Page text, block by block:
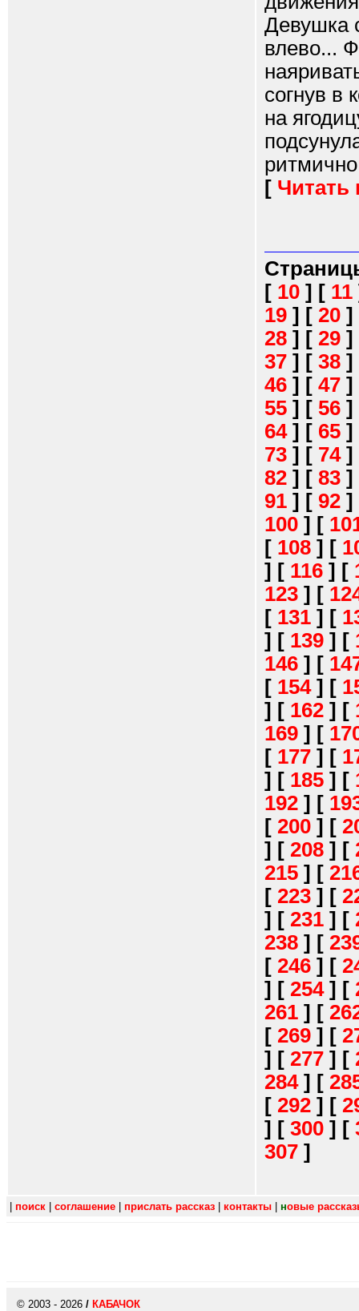
Девушка
влево...
согнув в
на
[ Читать
[ 10 ] [ 11
19 ] [ 20 ]
28 ] [ 29 ]
37 ] [ 38 ]
46 ] [ 47 ]
55 ] [ 56 ]
64] [ 65 ]
73 ] [ 74]
82 ] [ 83 ]
91 ] [ 92 ]
100 ] [
[ 108 ] [
] [ 116 ] [
123 ] [
[ 131 ] [
] [ 139 ] [
146 ] [
[ 154] [
] [ 162 ] [
169 ] [
[ 177 ] [
] [ 185 ] [
192 ] [
[ 200 ] [
] [ 208 ] [
215 ] [
[ 223 ] [
] [ 231 ] [
238 ] [
[ 246 ] [
] [ 254] [
261 ] [
[ 269 ] [
] [ 277 ] [
284] [
[ 292 ] [
] [ 300 ] [
307 ]
поиск соглашение прислать рассказ контакты новые
© 2003 - 2026 / КАБАЧОК